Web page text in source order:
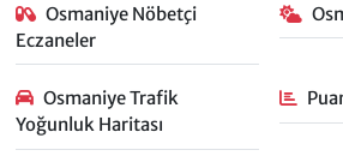
Osmaniye Nöbetçi
Eczaneler
Osmaniye Trafik
Yoğunluk Haritası